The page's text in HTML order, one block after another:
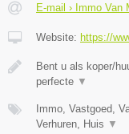
E-mail › Immo Van
Website: https://
Bent u als koper/
perfecte ▼
Immo, Vastgoed,
Verhuren, Huis ▼